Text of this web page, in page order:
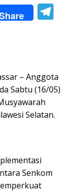
a
m
– Anggota
Sabtu (16/05)
Selatan.
Senkom